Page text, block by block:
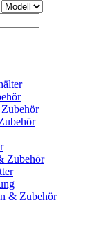
Zubehör
& Zubehör